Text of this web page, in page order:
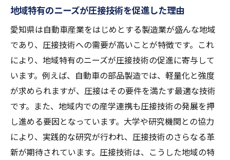
圧接技術がもたらすコスト削減の可能性
建設現場での圧接技術の採用事例
圧接技術がもたらす建設業界の変革
建設規範における圧接技術の新しい位置づ
け
圧接技術の発展がもたらす建設業の未来展
望
圧接技術の強度を支える技術者たちの挑戦
圧接技術者の育成とその重要性
地域特有のニーズが圧接技術を促進した理由
愛知県は自動車産業をはじめとする製造業が盛んな地域
であり、圧接技術への需要が高いことが特徴です。これ
により、地域特有のニーズが圧接技術の促進に寄与して
います。例えば、自動車の部品製造では、軽量化と強度
が求められますが、圧接はその要件を満たす最適な技術
です。また、地域内での産学連携も圧接技術の発展を押
し進める要因となっています。大学や研究機関との協力
により、実践的な研究が行われ、圧接技術のさらなる革
新が期待されています。圧接技術は、こうした地域の特